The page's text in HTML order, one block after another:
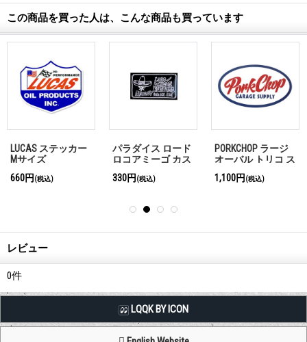
この商品を買った人は、こんな商品も買っています
LUCAS ステッカー
Mサイズ
660円 (税込)
パラダイス ロード
ロコアミーゴ カス
330円 (税込)
PORKCHOP ラージ
オーバル トリコ ス
1,100円 (税込)
レビュー
0件
LQQK BY ICON